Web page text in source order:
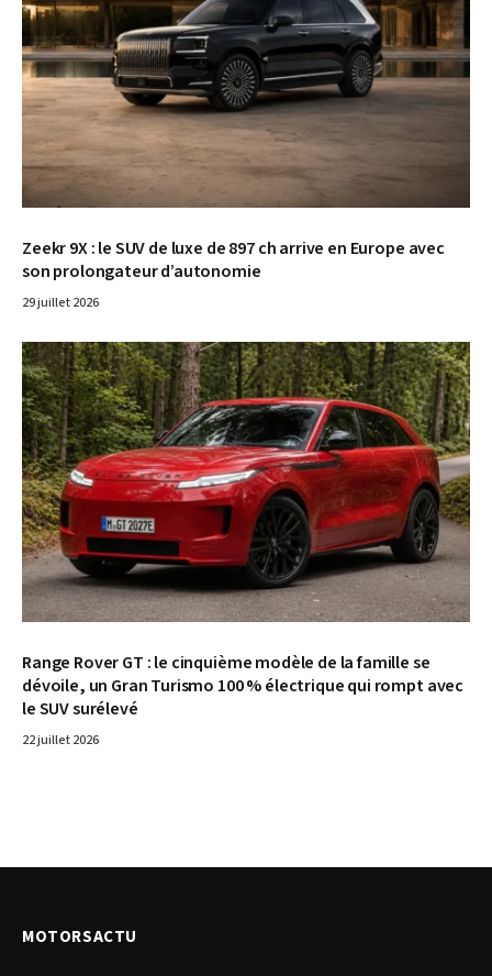
Zeekr 9X : le SUV de luxe de 897 ch arrive en Europe avec
son prolongateur d’autonomie
29 juillet 2026
© Illustration
Range Rover GT : le cinquième modèle de la famille se
dévoile, un Gran Turismo 100 % électrique qui rompt avec
le SUV surélevé
22 juillet 2026
MOTORSACTU